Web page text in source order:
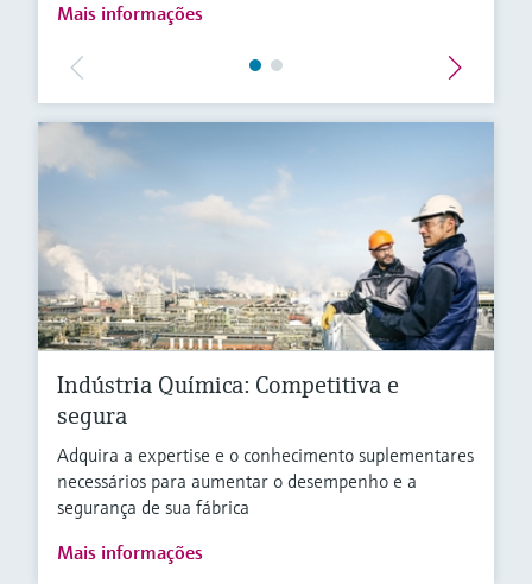
Mais informações
Indústria Química: Competitiva e
segura
Adquira a expertise e o conhecimento suplementares
necessários para aumentar o desempenho e a
segurança de sua fábrica
Mais informações